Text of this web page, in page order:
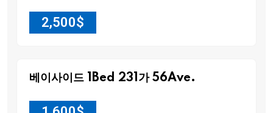
2,500$
베이사이드 1Bed 231가 56Ave.